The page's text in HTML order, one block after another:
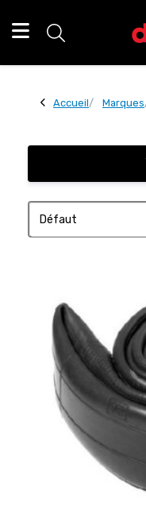
Accueil Marques